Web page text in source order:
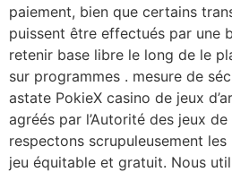
paiement, bien que certains
puissent être effectués par une
retenir base libre le long de le
sur programmes . mesure de
astate PokieX casino de jeux
agréés par l’Autorité des jeux
respectons scrupuleusement
jeu équitable et gratuit. Nous